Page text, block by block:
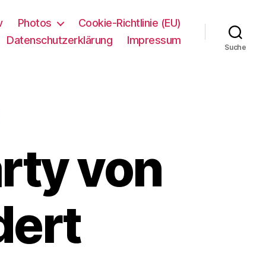
Photos
Cookie-Richtlinie (EU)
Datenschutzerklärung
Impressum
Suche
von